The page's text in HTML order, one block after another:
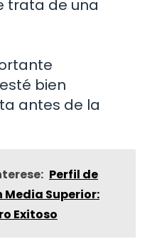
trata de una
bien
antes de la
Perfil de
Media Superior:
Exitoso